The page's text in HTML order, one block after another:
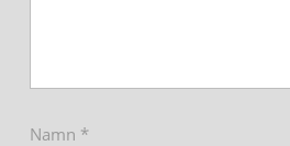
Namn *